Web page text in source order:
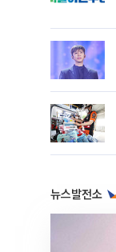
뉴스발전소